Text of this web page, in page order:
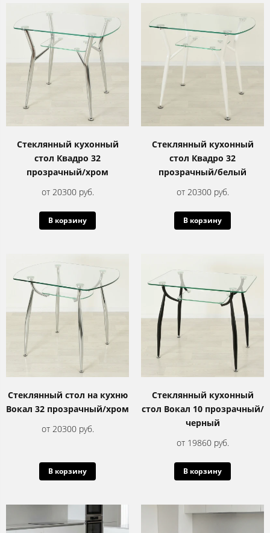
Стеклянный кухонный
стол Квадро 32
прозрачный/хром
от 20300 руб.
В корзину
Стеклянный кухонный
стол Квадро 32
прозрачный/белый
от 20300 руб.
В корзину
Стеклянный стол на кухню
Вокал 32 прозрачный/хром
от 20300 руб.
В корзину
Стеклянный кухонный
стол Вокал 10 прозрачный/
черный
от 19860 руб.
В корзину